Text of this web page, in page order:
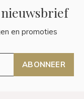
en promoties
ABONNEER